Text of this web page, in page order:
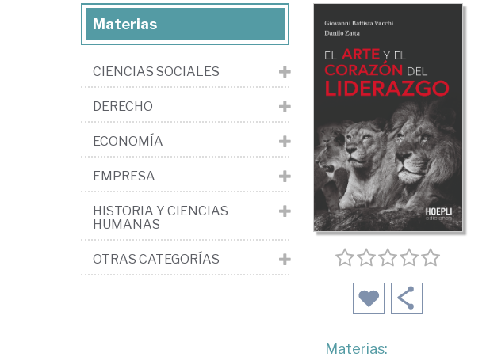
Materias:
Materias
CIENCIAS SOCIALES
DERECHO
ECONOMÍA
EMPRESA
HISTORIA Y CIENCIAS
HUMANAS
OTRAS CATEGORÍAS